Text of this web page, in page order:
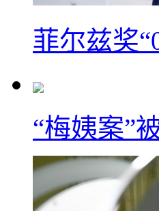
菲尔兹奖
“梅姨案”